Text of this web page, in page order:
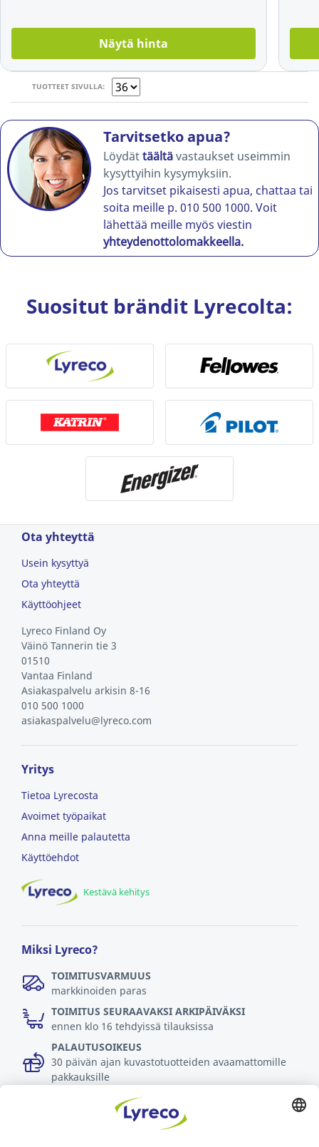
Näytä hinta
TUOTTEET SIVULLA:
Tarvitsetko apua?
Löydättäältävastaukset useimmin
kysyttyihin kysymyksiin.
Jos tarvitset pikaisesti apua, chattaa tai
soita meille p. 010 500 1000. Voit
lähettää meille myös viestin
yhteydenottolomakkeella.
Suositut brändit Lyrecolta:
Ota yhteyttä
Usein kysyttyä
Ota yhteyttä
Käyttöohjeet
Lyreco Finland Oy
Väinö Tannerin tie 3
01510
Vantaa Finland
Asiakaspalvelu arkisin 8-16
010 500 1000
asiakaspalvelu@lyreco.com
Yritys
Tietoa Lyrecosta
Avoimet työpaikat
Anna meille palautetta
Käyttöehdot
Kestävä kehitys
Miksi Lyreco?
TOIMITUSVARMUUS
markkinoiden paras
TOIMITUS SEURAAVAKSI ARKIPÄIVÄKSI
ennen klo 16 tehdyissä tilauksissa
PALAUTUSOIKEUS
30 päivän ajan kuvastotuotteiden avaamattomille
pakkauksille